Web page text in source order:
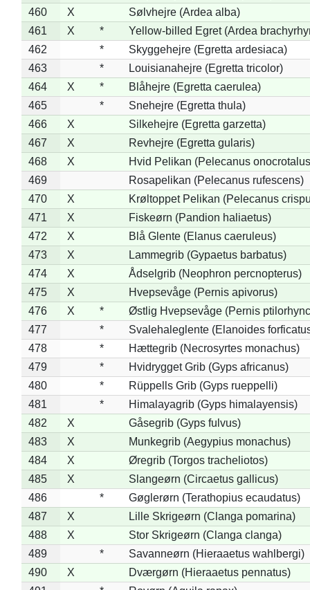
460
X
Sølvhejre (Ardea alba)
461
X *
Yellow-billed Egret (Ardea
462
*
Skyggehejre (Egretta ardesiaca)
463
*
Louisianahejre (Egretta tricolor)
464
X *
Blåhejre (Egretta caerulea)
465
*
Snehejre (Egretta thula)
466
X
Silkehejre (Egretta garzetta)
467
X
Revhejre (Egretta gularis)
468
X
Hvid Pelikan (Pelecanus
469
Rosapelikan (Pelecanus rufescens)
470
X
Krøltoppet Pelikan (Pelecanus
471
X
Fiskeørn (Pandion haliaetus)
472
X
Blå Glente (Elanus caeruleus)
473
X
Lammegrib (Gypaetus barbatus)
474
X
Ådselgrib (Neophron percnopterus)
475
X
Hvepsevåge (Pernis apivorus)
476
X *
Østlig Hvepsevåge (Pernis
477
*
Svalehaleglente (Elanoides
478
*
Hættegrib (Necrosyrtes monachus)
479
*
Hvidrygget Grib (Gyps africanus)
480
*
Rüppells Grib (Gyps rueppelli)
481
*
Himalayagrib (Gyps himalayensis)
482
X
Gåsegrib (Gyps fulvus)
483
X
Munkegrib (Aegypius monachus)
484
X
Øregrib (Torgos tracheliotos)
485
X
Slangeørn (Circaetus gallicus)
486
*
Gøglerørn (Terathopius ecaudatus)
487
X
Lille Skrigeørn (Clanga pomarina)
488
X
Stor Skrigeørn (Clanga clanga)
489
*
Savanneørn (Hieraaetus wahlbergi)
490
X
Dværgørn (Hieraaetus pennatus)